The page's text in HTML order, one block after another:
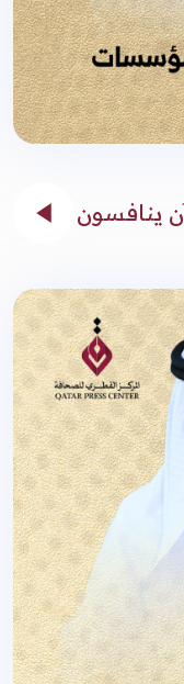
ينافسون